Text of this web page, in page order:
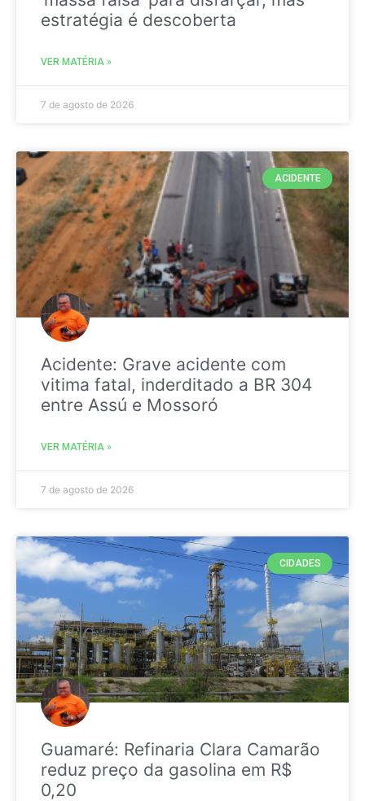
estratégia é descoberta
VER MATÉRIA »
7 de agosto de 2026
ACIDENTE
Acidente: Grave acidente com
vitima fatal, inderditado a BR 304
entre Assú e Mossoró
VER MATÉRIA »
7 de agosto de 2026
CIDADES
Guamaré: Refinaria Clara Camarão
reduz preço da gasolina em R$
0,20